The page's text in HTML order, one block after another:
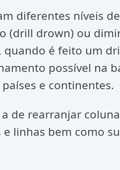
diferentes níveis
(drill drown) ou
é feito um
possível na
e continentes.
de rearranjar
linhas bem como